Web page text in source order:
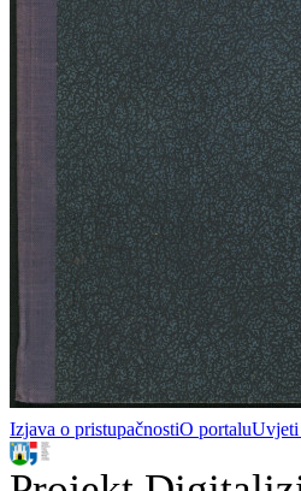
Izjava o pristupačnostiO portaluUvjeti